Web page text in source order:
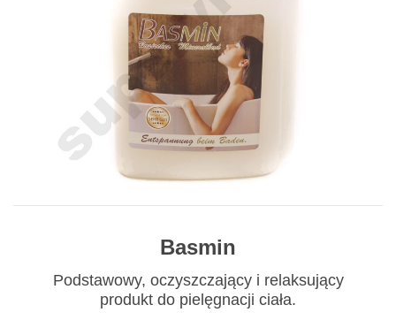
Basmin
Podstawowy, oczyszczający i relaksujący
produkt do pielęgnacji ciała.